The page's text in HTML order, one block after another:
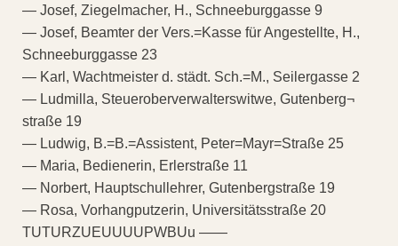
— Josef, Ziegelmacher, H., Schneeburggasse 9
— Josef, Beamter der Vers.=Kasse für Angestellte, H.,
Schneeburggasse 23
— Karl, Wachtmeister d. städt. Sch.=M., Seilergasse 2
— Ludmilla, Steueroberverwalterswitwe, Gutenberg¬
straße 19
— Ludwig, B.=B.=Assistent, Peter=Mayr=Straße 25
— Maria, Bedienerin, Erlerstraße 11
— Norbert, Hauptschullehrer, Gutenbergstraße 19
— Rosa, Vorhangputzerin, Universitätsstraße 20
TUTURZUEUUUUPWBUu ——